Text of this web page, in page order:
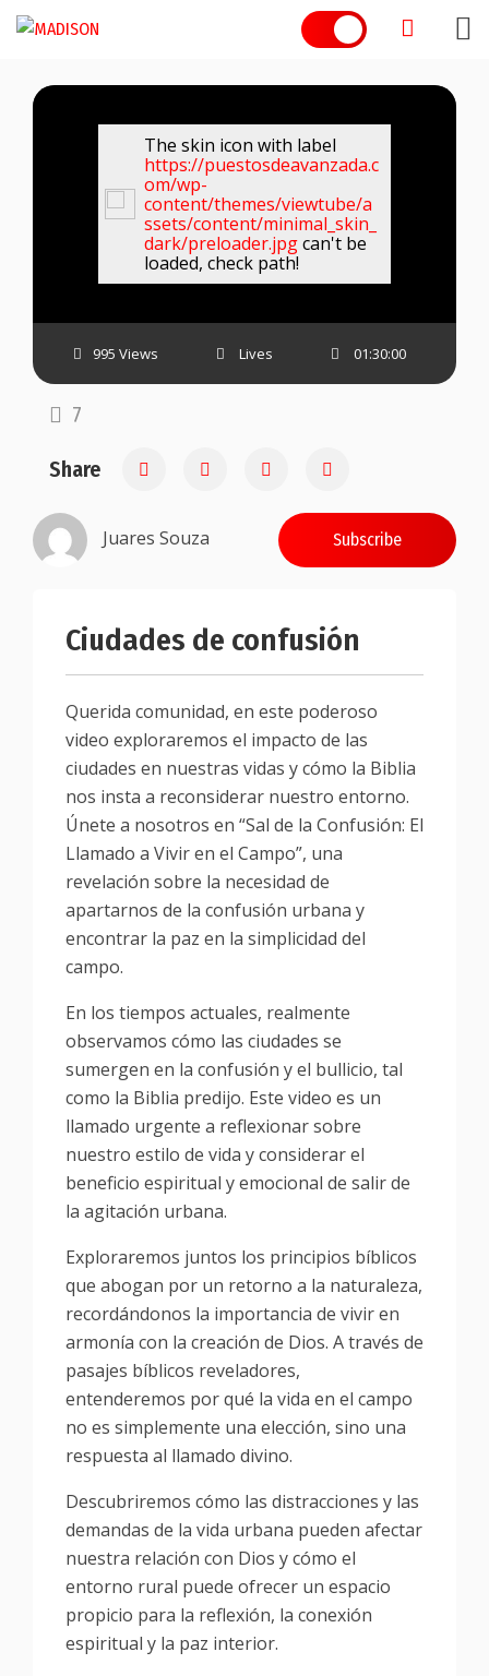
Skip
The skin icon with label
https://puestosdeavanzada.c
om/wp-
content/themes/viewtube/a
ssets/content/minimal_skin_
dark/preloader.jpgcan't be
loaded, check path!
995 Views Lives 01:30:00
7
Share
Juares Souza Subscribe
Ciudades de confusión
Querida comunidad, en este poderoso
video exploraremos el impacto de las
ciudades en nuestras vidas y cómo la Biblia
nos insta a reconsiderar nuestro entorno.
Únete a nosotros en “Sal de la Confusión: El
Llamado a Vivir en el Campo”, una
revelación sobre la necesidad de
apartarnos de la confusión urbana y
encontrar la paz en la simplicidad del
campo.
En los tiempos actuales, realmente
observamos cómo las ciudades se
sumergen en la confusión y el bullicio, tal
como la Biblia predijo. Este video es un
llamado urgente a reflexionar sobre
nuestro estilo de vida y considerar el
beneficio espiritual y emocional de salir de
la agitación urbana.
Exploraremos juntos los principios bíblicos
que abogan por un retorno a la naturaleza,
recordándonos la importancia de vivir en
armonía con la creación de Dios. A través de
pasajes bíblicos reveladores,
entenderemos por qué la vida en el campo
no es simplemente una elección, sino una
respuesta al llamado divino.
Descubriremos cómo las distracciones y las
demandas de la vida urbana pueden afectar
nuestra relación con Dios y cómo el
entorno rural puede ofrecer un espacio
propicio para la reflexión, la conexión
espiritual y la paz interior.